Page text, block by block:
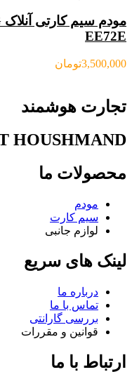
EE72E
3,500,000تومان
تجارت هوشمند
HOUSHMAND
محصولات ما
مودم
سیم کارت
لوازم جانبی
لینک های سریع
درباره ما
تماس با ما
بررسی گارانتی
قوانین و مقررات
ارتباط با ما